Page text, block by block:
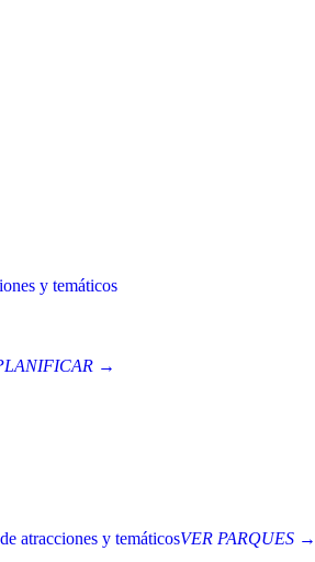
y temáticos
→
atracciones y temáticosVER PARQUES →